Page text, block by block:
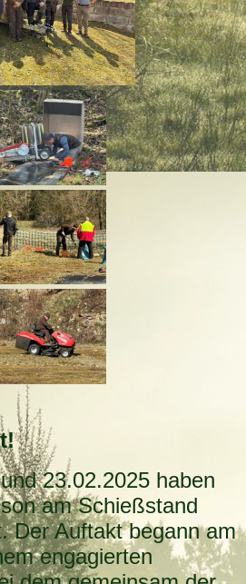
23.02.2025 haben
am Schießstand
Der Auftakt begann am
engagierten